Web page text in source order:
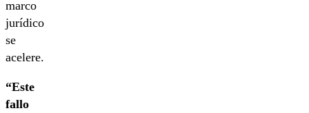
marco
jurídico
se
acelere.
“Este
fallo